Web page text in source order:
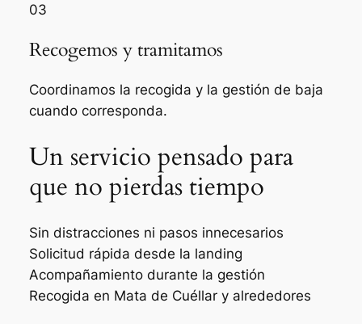
03
Recogemos y tramitamos
Coordinamos la recogida y la gestión de baja
cuando corresponda.
Un servicio pensado para
que no pierdas tiempo
Sin distracciones ni pasos innecesarios
Solicitud rápida desde la landing
Acompañamiento durante la gestión
Recogida en Mata de Cuéllar y alrededores